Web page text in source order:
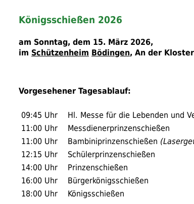
Königsschießen 2026
am Sonntag, dem 15. März 2026,
im Schützenheim Bödingen, An der
Vorgesehener Tagesablauf:
09:45 Uhr Hl. Messe für die Lebenden und
11:00 Uhr
Messdienerprinzenschießen
11:00 Uhr
Bambiniprinzenschießen
12:15 Uhr
Schülerprinzenschießen
14:00 Uhr
Prinzenschießen
16:00 Uhr
Bürgerkönigsschießen
18:00 Uhr
Königsschießen